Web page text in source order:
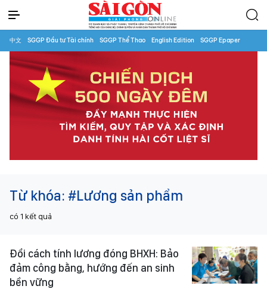
中文 SGGP Đầu tư Tài chính SGGP Thể Thao English Edition SGGP Epaper
Từ khóa: #Lương sản phẩm
có 1 kết quả
Đổi cách tính lương đóng BHXH: Bảo
đảm công bằng, hướng đến an sinh
bền vững